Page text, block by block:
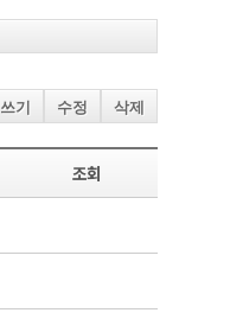
쓰기 수정 삭제
조회